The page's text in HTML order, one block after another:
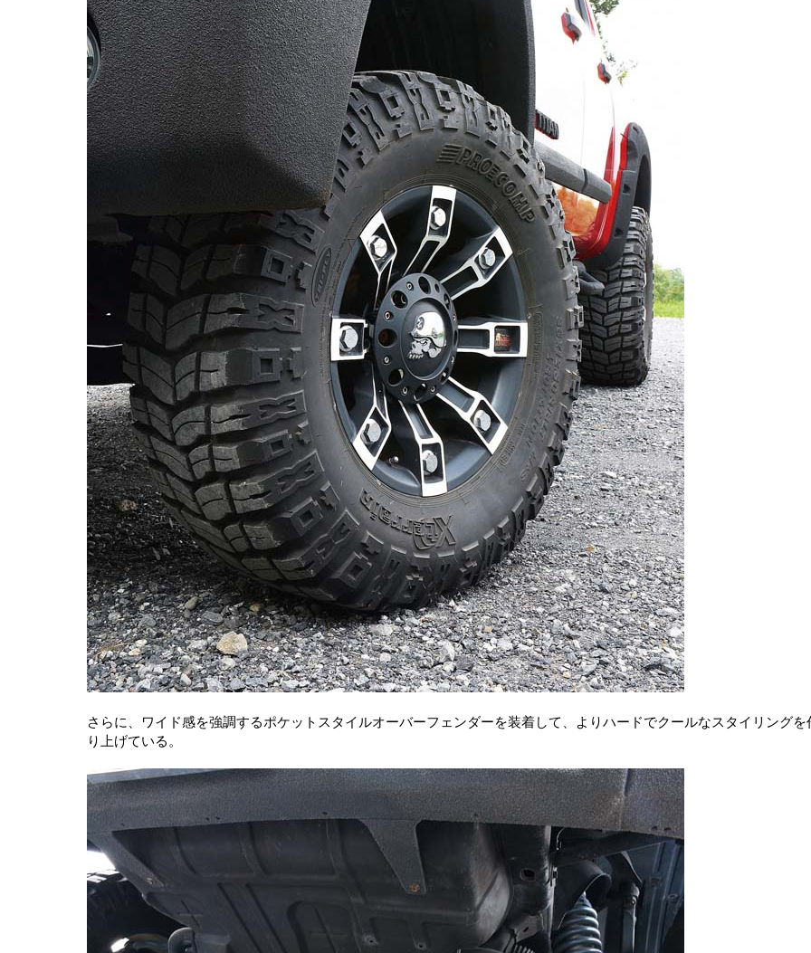
さらに、ワイド感を強調するポケットスタイルオーバーフェンダーを装着して、よりハードでクールなスタイリングを
り上げている。